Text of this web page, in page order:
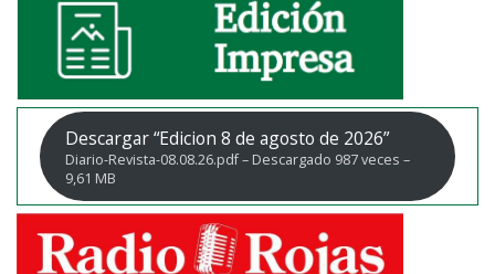
Descargar “Edicion 8 de agosto de 2026”
Diario-Revista-08.08.26.pdf – Descargado 987 veces –
9,61 MB